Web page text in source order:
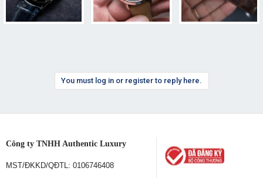
You must log in or register to reply here.
Công ty TNHH Authentic Luxury
MST/ĐKKD/QĐTL: 0106746408